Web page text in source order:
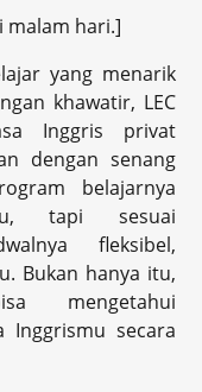
malam hari.]
yang menarik
khawatir, LEC
Inggris privat
dengan senang
belajarnya
tapi sesuai
fleksibel,
Bukan hanya itu,
mengetahui
Inggrismu secara